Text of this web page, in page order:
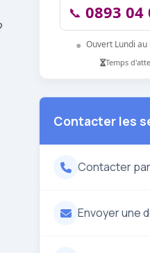
📞 0893 04
● Ouvert Lundi
Temps
Contacter les
Contacter
Envoyer une